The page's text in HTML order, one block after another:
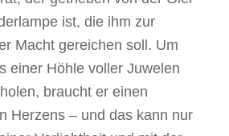
ist, die ihm zur
Macht gereichen soll. Um
einer Höhle voller Juwelen
braucht er einen
Herzens – und das kann nur